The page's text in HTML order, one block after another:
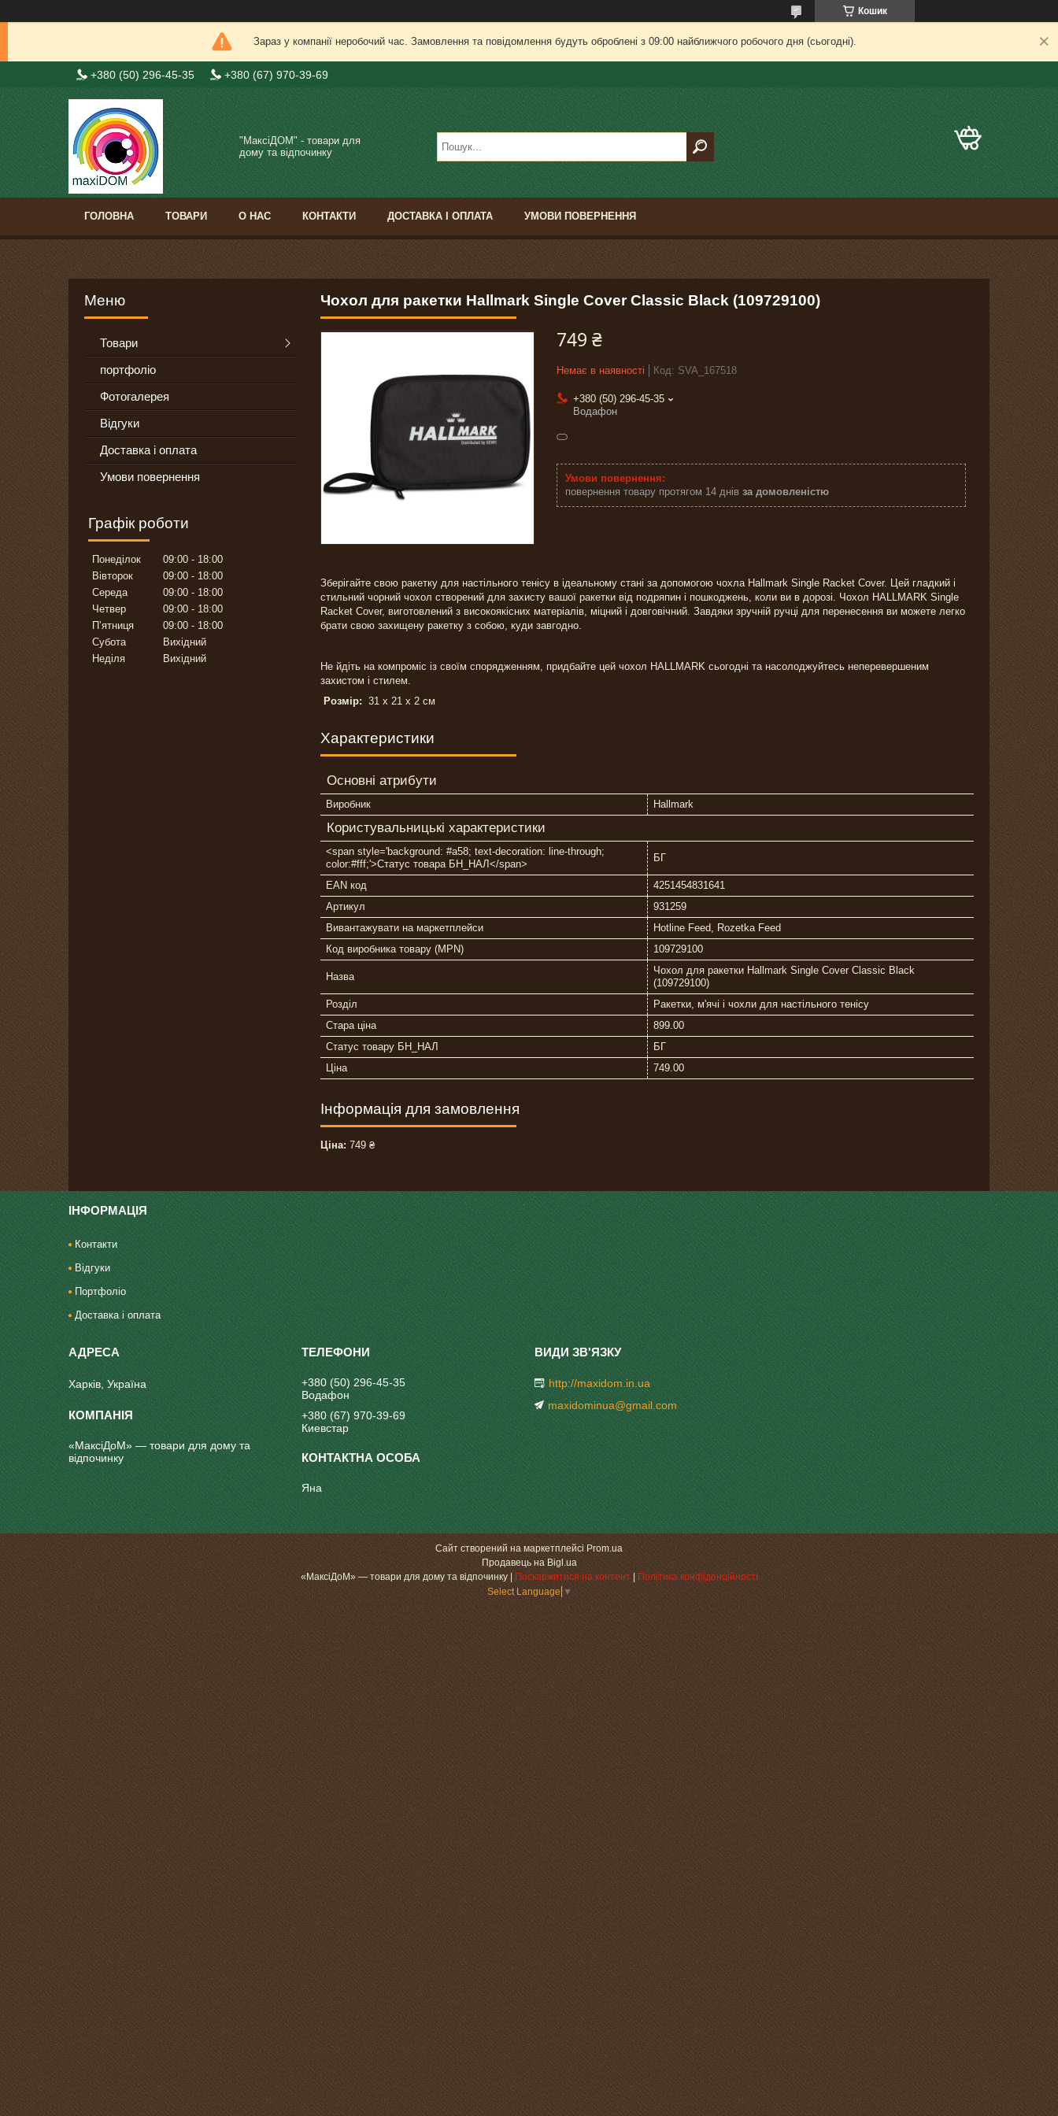
Кошик
Зараз у компанії неробочий час. Замовлення та повідомлення будуть оброблені з 09:00 найближчого робочого дня (сьогодні).
+380 (50) 296-45-35 +380 (67) 970-39-69
"МаксіДОМ" - товари для
дому та відпочинку
ГОЛОВНА ТОВАРИ О НАС КОНТАКТИ ДОСТАВКА І ОПЛАТА УМОВИ ПОВЕРНЕННЯ
Чохол для ракетки Hallmark Single Cover Classic Black (109729100)
749 ₴
Немає в наявності Код: SVA_167518
+380 (50) 296-45-35
Водафон
повернення товару протягом 14 днів за домовленістю
Зберігайте свою ракетку для настільного тенісу в ідеальному стані за допомогою чохла Hallmark Single Racket Cover. Цей гладкий і
стильний чорний чохол створений для захисту вашої ракетки від подряпин і пошкоджень, коли ви в дорозі. Чохол HALLMARK Single
Racket Cover, виготовлений з високоякісних матеріалів, міцний і довговічний. Завдяки зручній ручці для перенесення ви можете легко
брати свою захищену ракетку з собою, куди завгодно.
Не йдіть на компроміс із своїм спорядженням, придбайте цей чохол HALLMARK сьогодні та насолоджуйтесь неперевершеним
захистом і стилем.
Розмір: 31 х 21 х 2 см
Характеристики
Основні атрибути
Виробник Hallmark
Користувальницькі характеристики
<span style='background: #a58; text-decoration: line-through;
color:#fff;'>Статус товара БН_НАЛ</span>
БГ
EAN код
4251454831641
Артикул
931259
Вивантажувати на маркетплейси
Hotline Feed, Rozetka Feed
Код виробника товару (MPN)
109729100
Назва
Чохол для ракетки Hallmark Single Cover Classic Black
(109729100)
Розділ
Ракетки, м'ячі і чохли для настільного тенісу
Стара ціна
899.00
Статус товару БН_НАЛ
БГ
Ціна
749.00
Інформація для замовлення
Ціна: 749 ₴
Товари
портфоліо
Фотогалерея
Відгуки
Доставка і оплата
Умови повернення
Графік роботи
Понеділок 09:00
18:00
Вівторок
09:00
18:00
Середа
09:00
18:00
Четвер
09:00
18:00
Пʼятниця
09:00
18:00
Субота
Вихідний
Неділя
Вихідний
ІНФОРМАЦІЯ
Контакти
Відгуки
Портфоліо
Доставка і оплата
Харків, Україна
«МаксіДоМ» — товари для дому та
відпочинку
+380 (50) 296-45-35
Водафон
+380 (67) 970-39-69
Киевстар
Яна
http://maxidom.in.ua
maxidominua@gmail.com
Сайт створений на маркетплейсі Prom.ua
Продавець на Bigl.ua
Поскаржитися на контент |Політика конфіденційності
Select Language ▼